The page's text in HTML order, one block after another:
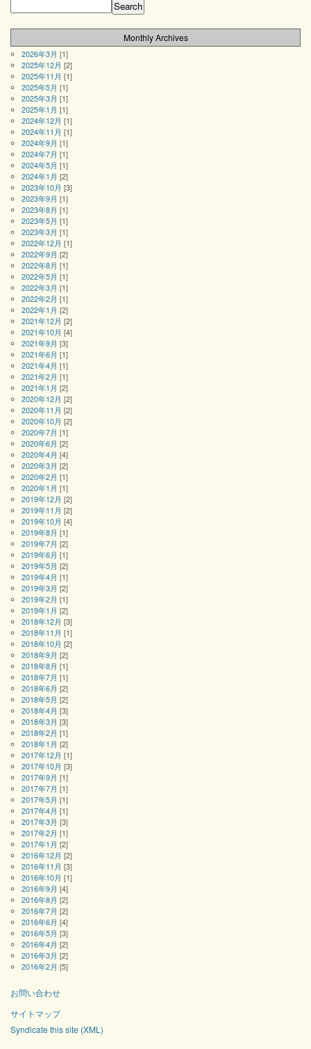
Monthly Archives
2026年3月 [1]
2025年12月 [2]
2025年11月 [1]
2025年5月 [1]
2025年3月 [1]
2025年1月 [1]
2024年12月 [1]
2024年11月 [1]
2024年9月 [1]
2024年7月 [1]
2024年5月 [1]
2024年1月 [2]
2023年10月 [3]
2023年9月 [1]
2023年8月 [1]
2023年5月 [1]
2023年3月 [1]
2022年12月 [1]
2022年9月 [2]
2022年8月 [1]
2022年5月 [1]
2022年3月 [1]
2022年2月 [1]
2022年1月 [2]
2021年12月 [2]
2021年10月 [4]
2021年9月 [3]
2021年6月 [1]
2021年4月 [1]
2021年2月 [1]
2021年1月 [2]
2020年12月 [2]
2020年11月 [2]
2020年10月 [2]
2020年7月 [1]
2020年6月 [2]
2020年4月 [4]
2020年3月 [2]
2020年2月 [1]
2020年1月 [1]
2019年12月 [2]
2019年11月 [2]
2019年10月 [4]
2019年8月 [1]
2019年7月 [2]
2019年6月 [1]
2019年5月 [2]
2019年4月 [1]
2019年3月 [2]
2019年2月 [1]
2019年1月 [2]
2018年12月 [3]
2018年11月 [1]
2018年10月 [2]
2018年9月 [2]
2018年8月 [1]
2018年7月 [1]
2018年6月 [2]
2018年5月 [2]
2018年4月 [3]
2018年3月 [3]
2018年2月 [1]
2018年1月 [2]
2017年12月 [1]
2017年10月 [3]
2017年9月 [1]
2017年7月 [1]
2017年5月 [1]
2017年4月 [1]
2017年3月 [3]
2017年2月 [1]
2017年1月 [2]
2016年12月 [2]
2016年11月 [3]
2016年10月 [1]
2016年9月 [4]
2016年8月 [2]
2016年7月 [2]
2016年6月 [4]
2016年5月 [3]
2016年4月 [2]
2016年3月 [2]
2016年2月 [5]
お問い合わせ
サイトマップ
Syndicate this site (XML)